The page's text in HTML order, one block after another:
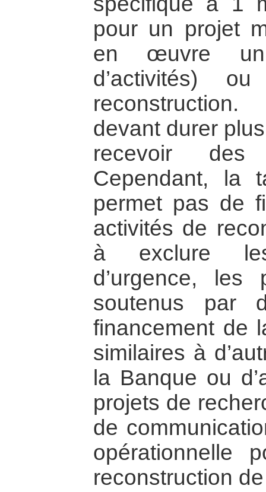
pour un projet
en œuvre un
d’activités)
devant durer
recevoir des
Cependant, la
permet pas de
activités de
à exclure
d’urgence, les
soutenus par
financement de
similaires à
la Banque ou
projets de
de
opérationnelle
reconstruction